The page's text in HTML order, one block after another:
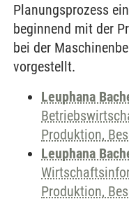
Planungsprozess
beginnend mit der
bei der
vorgestellt.
Leuphana
Produktion,
Leuphana
Produktion,